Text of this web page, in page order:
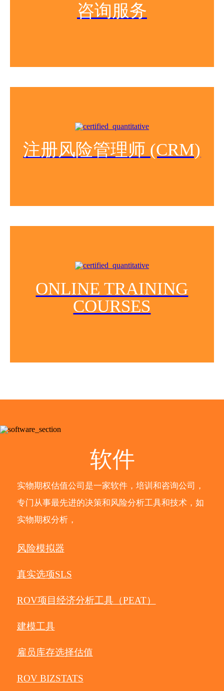
咨询服务
注册风险管理师 (CRM)
ONLINE TRAINING
COURSES
软件
实物期权估值公司是一家软件，培训和咨询公司，
专门从事最先进的决策和风险分析工具和技术，如
实物期权分析，
风险模拟器
真实选项SLS
ROV项目经济分析工具（PEAT）
建模工具
雇员库存选择估值
ROV BIZSTATS